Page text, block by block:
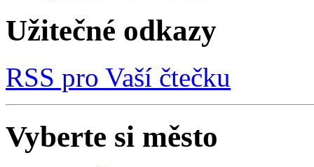
Užitečné odkazy
RSS pro Vaší čtečku
Vyberte si město